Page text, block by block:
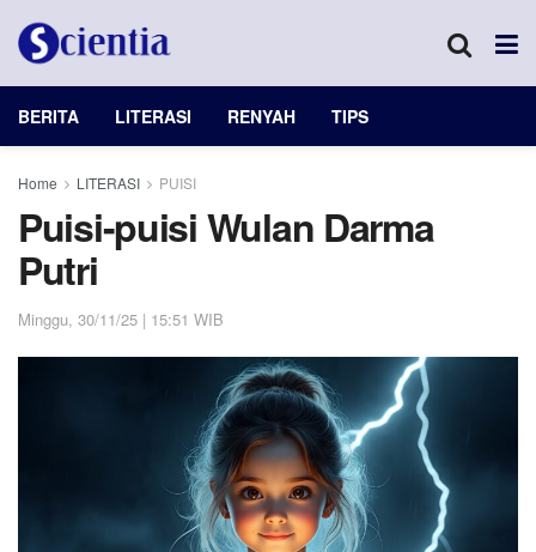
BERITA LITERASI RENYAH TIPS
Home LITERASI PUISI
Puisi-puisi Wulan Darma
Putri
Minggu, 30/11/25 | 15:51 WIB